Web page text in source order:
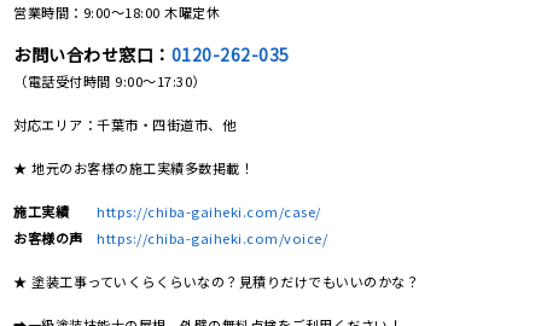
営業時間：9:00〜18:00 木曜定休
お問い合わせ窓口： 0120-262-035
（電話受付時間 9:00〜17:30）
対応エリア：千葉市・四街道市、他
★ 地元のお客様の施工実績多数掲載！
施工実績
https://chiba-gaiheki.com/case/
お客様の声
https://chiba-gaiheki.com/voice/
★ 塗装工事っていくらくらいなの？見積りだけでもいいのかな？